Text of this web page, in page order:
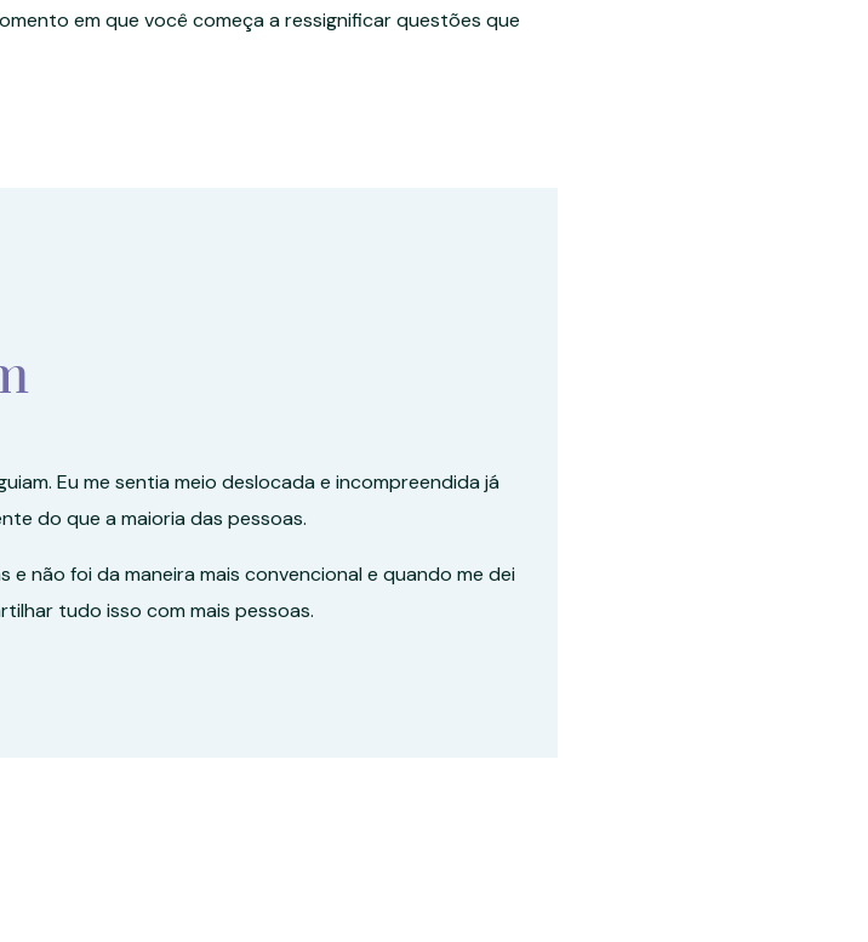
em que você começa a ressignificar questões que
Eu me sentia meio deslocada e incompreendida já
do que a maioria das pessoas.
não foi da maneira mais convencional e quando me dei
tudo isso com mais pessoas.